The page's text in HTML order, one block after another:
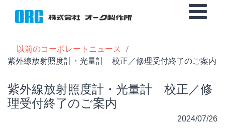
以前のコーポレートニュース
紫外線放射照度計・光量計 校正／修理受付終了のご案内
紫外線放射照度計・光量計 校正／修
理受付終了のご案内
2024/07/26